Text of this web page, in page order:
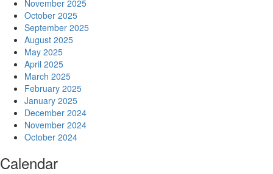
November 2025
October 2025
September 2025
August 2025
May 2025
April 2025
March 2025
February 2025
January 2025
December 2024
November 2024
October 2024
Calendar